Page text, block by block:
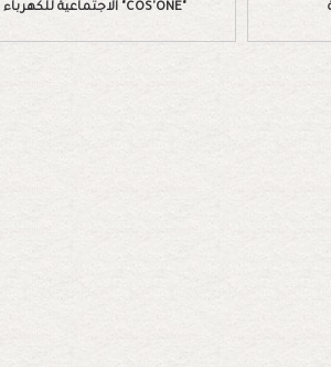
الاجتماعية للكهرباء والماء من خدمات "COS'ONE"